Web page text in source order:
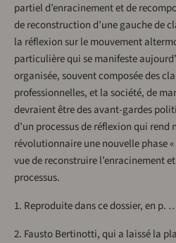
partiel d’enracinement et de
de reconstruction d’une gauche de
la réflexion sur le mouvement
particulière qui se manifeste
organisée, souvent composée des
professionnelles, et la société, de
devraient être des avant-gardes
d’un processus de réflexion qui rend
révolutionnaire une nouvelle phase «
vue de reconstruire l’enracinement
processus.
1. Reproduite dans ce dossier, en p.
2. Fausto Bertinotti, qui a laissé la